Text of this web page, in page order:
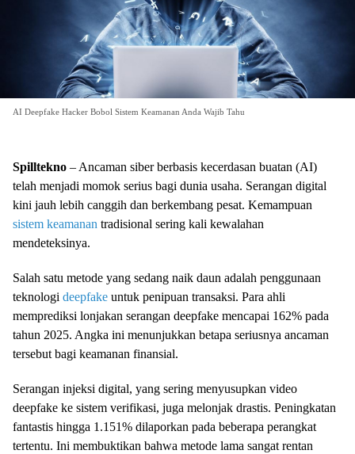
AI Deepfake Hacker Bobol Sistem Keamanan Anda Wajib Tahu
Spilltekno – Ancaman siber berbasis kecerdasan buatan (AI)
telah menjadi momok serius bagi dunia usaha. Serangan digital
kini jauh lebih canggih dan berkembang pesat. Kemampuan
sistem keamanan tradisional sering kali kewalahan
mendeteksinya.
Salah satu metode yang sedang naik daun adalah penggunaan
teknologi deepfake untuk penipuan transaksi. Para ahli
memprediksi lonjakan serangan deepfake mencapai 162% pada
tahun 2025. Angka ini menunjukkan betapa seriusnya ancaman
tersebut bagi keamanan finansial.
Serangan injeksi digital, yang sering menyusupkan video
deepfake ke sistem verifikasi, juga melonjak drastis. Peningkatan
fantastis hingga 1.151% dilaporkan pada beberapa perangkat
tertentu. Ini membuktikan bahwa metode lama sangat rentan